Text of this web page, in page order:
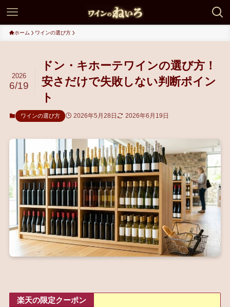
ホーム ワインの選び方
ドン・キホーテワインの選び方！
安さだけで失敗しない判断ポイン
ト
2026
6/19
ワインの選び方 2026年5月28日 2026年6月19日
楽天の限定クーポン